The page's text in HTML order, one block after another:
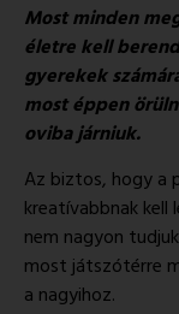
Most minden
életre kell
gyerekek
most éppen
oviba járniuk.
Az biztos, hogy a
kreatívabbnak kell
nem nagyon
most játszótérre
a nagyihoz.